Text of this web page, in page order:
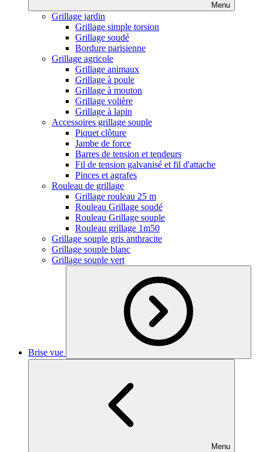
Menu
Grillage jardin
Grillage simple torsion
Grillage soudé
Bordure parisienne
Grillage agricole
Grillage animaux
Grillage à poule
Grillage à mouton
Grillage volière
Grillage à lapin
Accessoires grillage souple
Piquet clôture
Jambe de force
Barres de tension et tendeurs
Fil de tension galvanisé et fil d'attache
Pinces et agrafes
Rouleau de grillage
Grillage rouleau 25 m
Rouleau Grillage soudé
Rouleau Grillage souple
Rouleau grillage 1m50
Grillage souple gris anthracite
Grillage souple blanc
Grillage souple vert
Brise vue
Menu